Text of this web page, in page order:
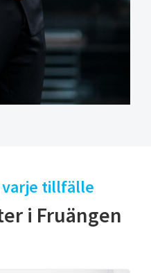
tillfälle
i Fruängen